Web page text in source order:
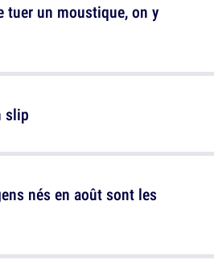
tuer un moustique, on y
nés en août sont les
slip